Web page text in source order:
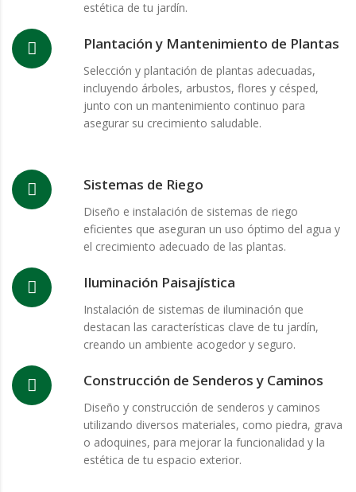
estética de tu jardín.
Plantación y Mantenimiento de Plantas
Selección y plantación de plantas adecuadas,
incluyendo árboles, arbustos, flores y césped,
junto con un mantenimiento continuo para
asegurar su crecimiento saludable.
Sistemas de Riego
Diseño e instalación de sistemas de riego
eficientes que aseguran un uso óptimo del agua y
el crecimiento adecuado de las plantas.
Iluminación Paisajística
Instalación de sistemas de iluminación que
destacan las características clave de tu jardín,
creando un ambiente acogedor y seguro.
Construcción de Senderos y Caminos
Diseño y construcción de senderos y caminos
utilizando diversos materiales, como piedra, grava
o adoquines, para mejorar la funcionalidad y la
estética de tu espacio exterior.